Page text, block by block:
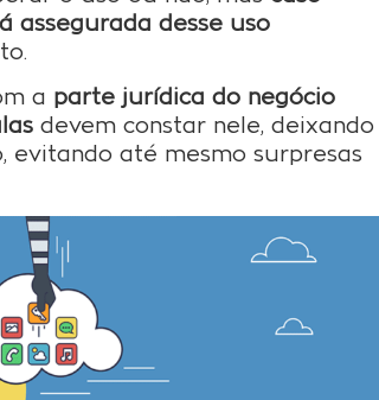
assegurada desse uso
a parte jurídica do negócio
devem constar nele, deixando
evitando até mesmo surpresas